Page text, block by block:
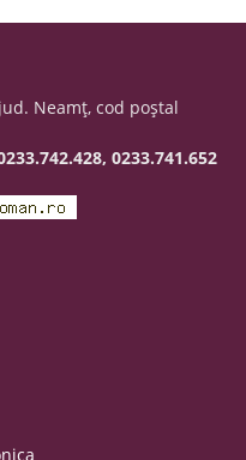
Neamţ, cod poştal
0233.741.652